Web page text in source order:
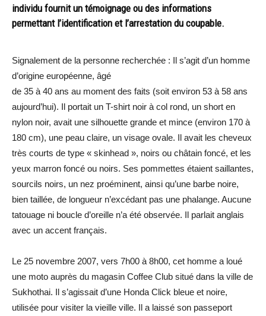
individu fournit un témoignage ou des informations
permettant l’identification et l’arrestation du coupable.
Signalement de la personne recherchée : Il s’agit d’un homme
d’origine européenne, âgé
de 35 à 40 ans au moment des faits (soit environ 53 à 58 ans
aujourd’hui). Il portait un T-shirt noir à col rond, un short en
nylon noir, avait une silhouette grande et mince (environ 170 à
180 cm), une peau claire, un visage ovale. Il avait les cheveux
très courts de type « skinhead », noirs ou châtain foncé, et les
yeux marron foncé ou noirs. Ses pommettes étaient saillantes,
sourcils noirs, un nez proéminent, ainsi qu’une barbe noire,
bien taillée, de longueur n’excédant pas une phalange. Aucune
tatouage ni boucle d’oreille n’a été observée. Il parlait anglais
avec un accent français.
Le 25 novembre 2007, vers 7h00 à 8h00, cet homme a loué
une moto auprès du magasin Coffee Club situé dans la ville de
Sukhothai. Il s’agissait d’une Honda Click bleue et noire,
utilisée pour visiter la vieille ville. Il a laissé son passeport